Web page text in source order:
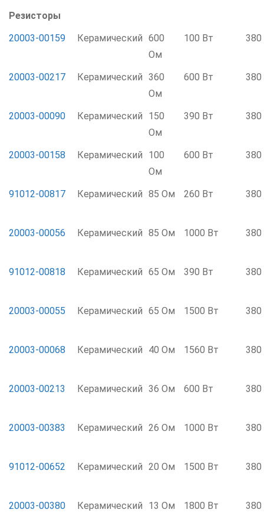
Резисторы
20003-00159
Керамический 600
Ом
100 Вт 380
20003-00217 Керамический 360
Ом
600 Вт 380
20003-00090 Керамический
150
Ом
390 Вт 380
20003-00158 Керамический
100
Ом
600 Вт 380
91012-00817 Керамический 85 Ом 260 Вт 380
20003-00056 Керамический 85 Ом 1000 Вт 380
91012-00818 Керамический 65 Ом 390 Вт 380
20003-00055 Керамический 65 Ом 1500 Вт 380
20003-00068 Керамический 40 Ом 1560 Вт 380
20003-00213 Керамический 36 Ом 600 Вт 380
20003-00383 Керамический 26 Ом 1000 Вт 380
91012-00652 Керамический 20 Ом 1500 Вт 380
20003-00380 Керамический 13 Ом 1800 Вт 380